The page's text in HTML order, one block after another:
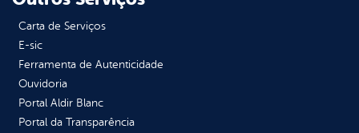
Carta de Serviços
E-sic
Ferramenta de Autenticidade
Ouvidoria
Portal Aldir Blanc
Portal da Transparência